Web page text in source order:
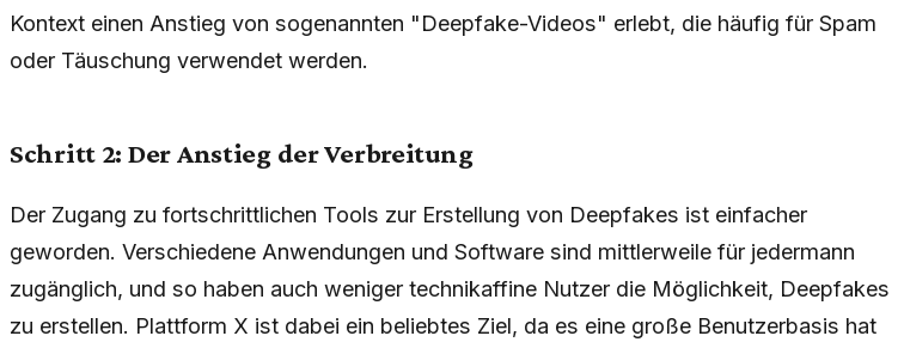
Kontext einen Anstieg von sogenannten "Deepfake-Videos" erlebt, die häufig für Spam
oder Täuschung verwendet werden.
Schritt 2: Der Anstieg der Verbreitung
Der Zugang zu fortschrittlichen Tools zur Erstellung von Deepfakes ist einfacher
geworden. Verschiedene Anwendungen und Software sind mittlerweile für jedermann
zugänglich, und so haben auch weniger technikaffine Nutzer die Möglichkeit, Deepfakes
zu erstellen. Plattform X ist dabei ein beliebtes Ziel, da es eine große Benutzerbasis hat